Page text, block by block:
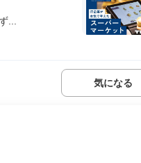
...
気になる